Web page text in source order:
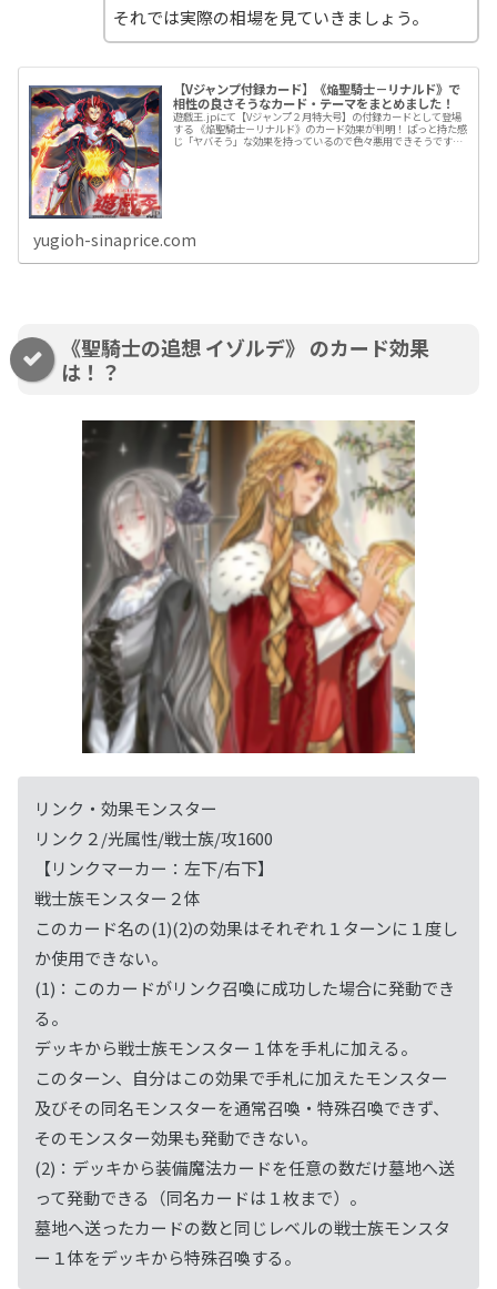
それでは実際の相場を見ていきましょう。
【Vジャンプ付録カード】《焔聖騎士－リナルド》で
相性の良さそうなカード・テーマをまとめました！
遊戯王.jpにて【Vジャンプ２月特大号】の付録カードとして登場
する 《焔聖騎士－リナルド》のカード効果が判明！ ぱっと持た感
じ「ヤバそう」な効果を持っているので色々悪用できそうです！
yugioh-sinaprice.com
《聖騎士の追想 イゾルデ》 のカード効果
は！？
リンク・効果モンスター
リンク２/光属性/戦士族/攻1600
【リンクマーカー：左下/右下】
戦士族モンスター２体
このカード名の(1)(2)の効果はそれぞれ１ターンに１度し
か使用できない。
(1)：このカードがリンク召喚に成功した場合に発動でき
る。
デッキから戦士族モンスター１体を手札に加える。
このターン、自分はこの効果で手札に加えたモンスター
及びその同名モンスターを通常召喚・特殊召喚できず、
そのモンスター効果も発動できない。
(2)：デッキから装備魔法カードを任意の数だけ墓地へ送
って発動できる（同名カードは１枚まで）。
墓地へ送ったカードの数と同じレベルの戦士族モンスタ
ー１体をデッキから特殊召喚する。